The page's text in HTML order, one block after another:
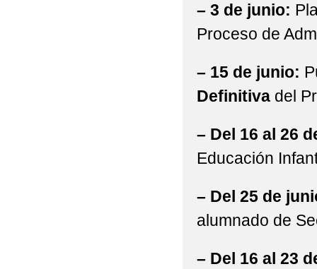
– 3 de junio:
Proceso de
– 15 de junio:
Definitivadel
– Del 16 al 26
Educación
– Del 25 de
alumnado de
– Del 16 al 23